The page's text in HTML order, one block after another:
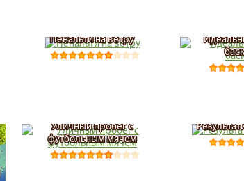
Пенальти на ветру
Уличный пробег с
футбольным мячем